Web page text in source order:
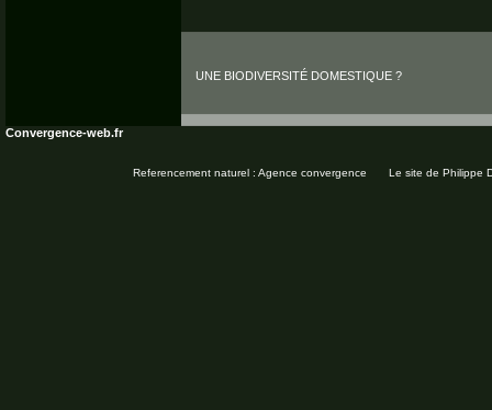
UNE BIODIVERSITÉ DOMESTIQUE ?
Convergence-web.fr
Le site de Philippe
Referencement naturel : Agence convergence